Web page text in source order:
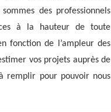
des professionnels
à la hauteur de toute
fonction de l’ampleur des
vos projets auprès de
remplir pour pouvoir nous